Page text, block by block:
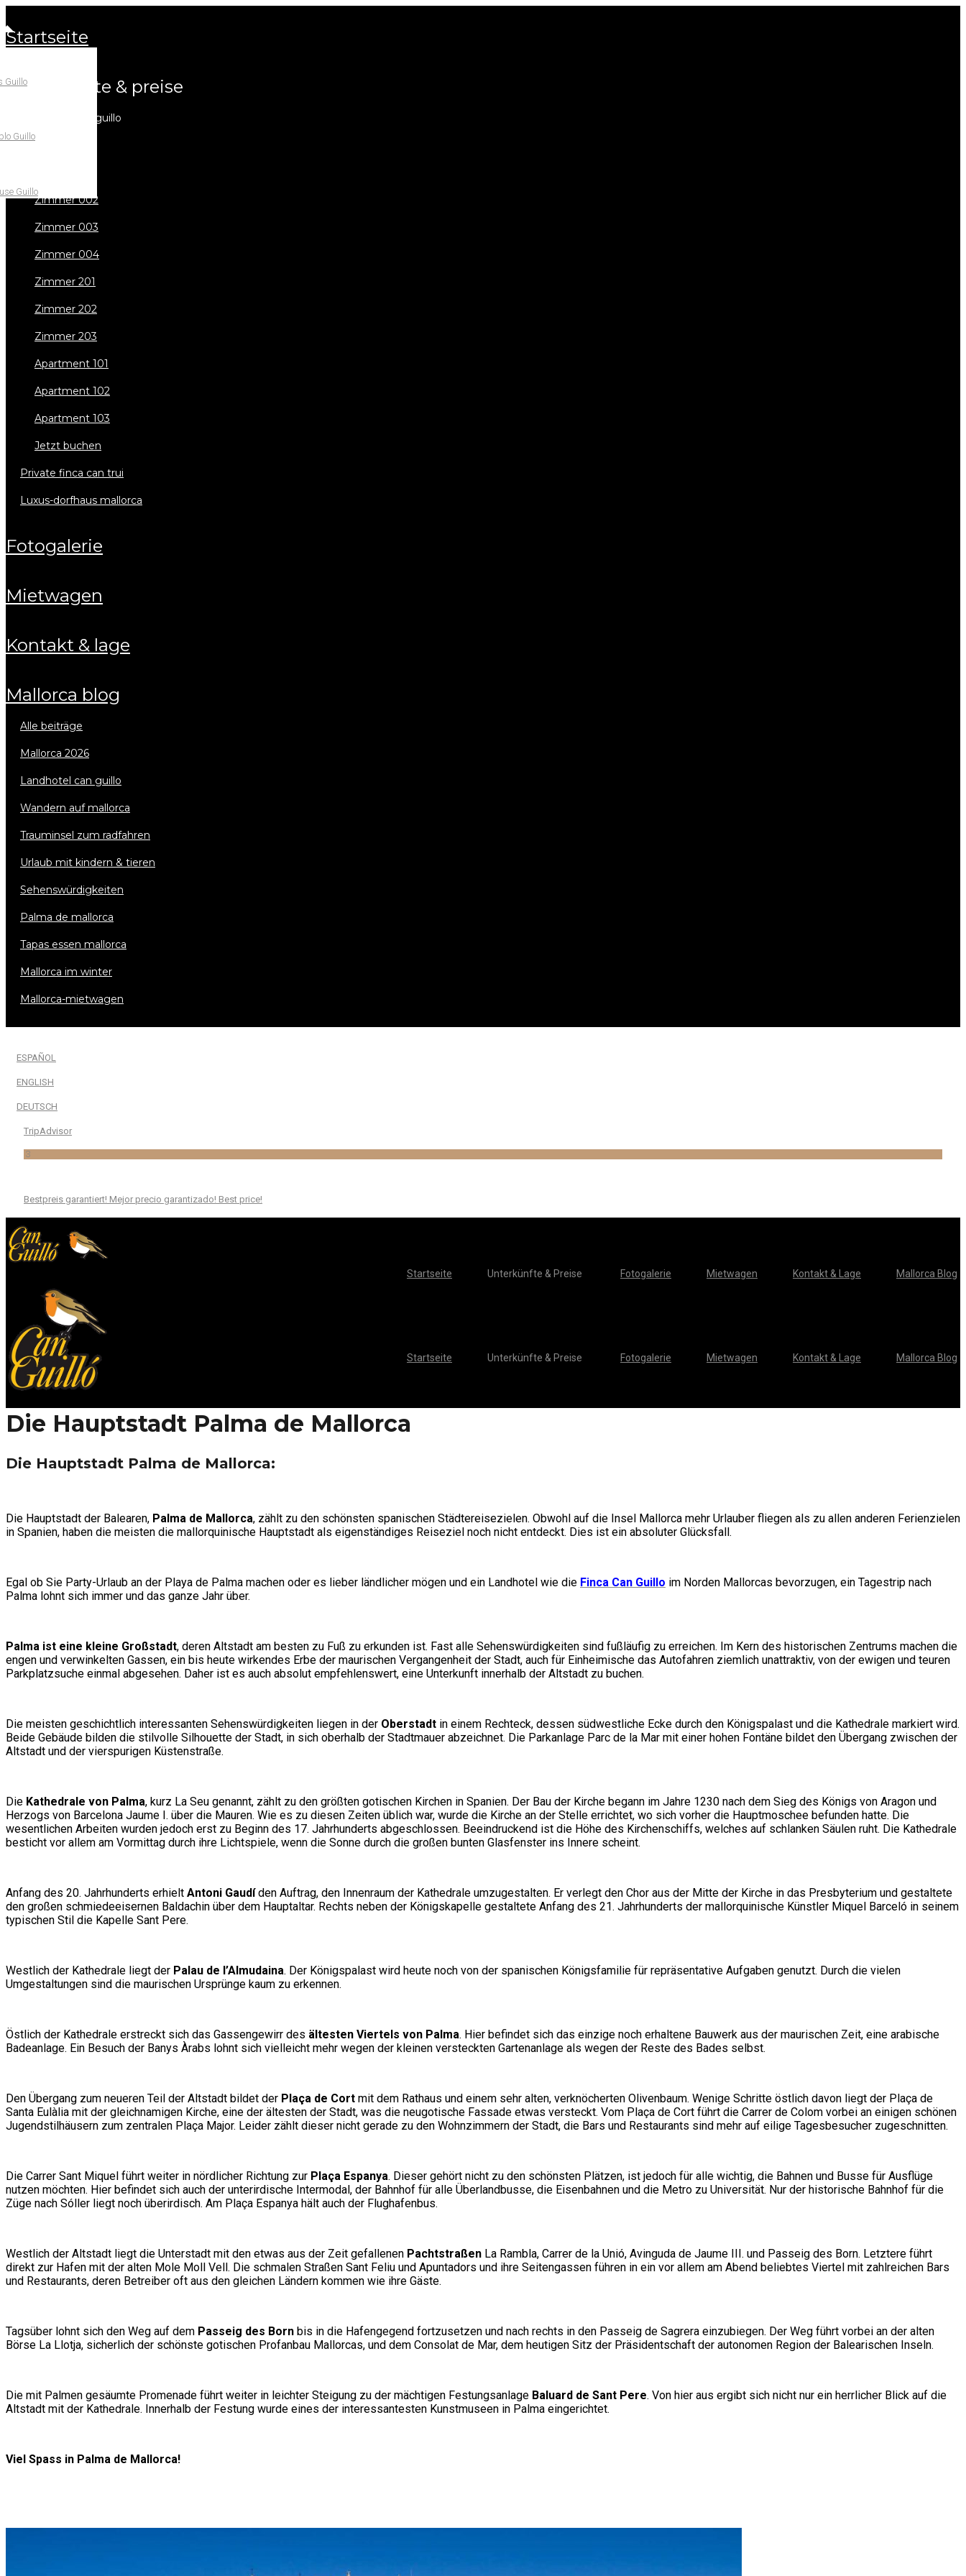
startseite
unterkünfte & preise
landhotel can guillo
zimmer 002
zimmer 003
zimmer 004
zimmer 201
zimmer 202
zimmer 203
apartment 101
apartment 102
apartment 103
jetzt buchen
private finca can trui
luxus-dorfhaus mallorca
fotogalerie
mietwagen
kontakt & lage
mallorca blog
alle beiträge
mallorca 2026
landhotel can guillo
wandern auf mallorca
trauminsel zum radfahren
urlaub mit kindern & tieren
sehenswürdigkeiten
palma de mallorca
tapas essen mallorca
mallorca im winter
mallorca-mietwagen
ESPAÑOL
ENGLISH
DEUTSCH
TripAdvisor
3
Guillo
Guillo
Guillo
Bestpreis garantiert! Mejor precio garantizado! Best price!
Startseite Unterkünfte & Preise Fotogalerie Mietwagen Kontakt & Lage Mallorca Blog
Startseite Unterkünfte & Preise Fotogalerie Mietwagen Kontakt & Lage Mallorca Blog
Die Hauptstadt Palma de Mallorca
Die Hauptstadt Palma de Mallorca:
Die Hauptstadt der Balearen, Palma de Mallorca, zählt zu den schönsten spanischen Städtereisezielen. Obwohl auf die Insel Mallorca mehr Urlauber fliegen als zu allen anderen Ferienzielen
in Spanien, haben die meisten die mallorquinische Hauptstadt als eigenständiges Reiseziel noch nicht entdeckt. Dies ist ein absoluter Glücksfall.
Egal ob Sie Party-Urlaub an der Playa de Palma machen oder es lieber ländlicher mögen und ein Landhotel wie die Finca Can Guillo im Norden Mallorcas bevorzugen, ein Tagestrip nach
Palma lohnt sich immer und das ganze Jahr über.
Palma ist eine kleine Großstadt, deren Altstadt am besten zu Fuß zu erkunden ist. Fast alle Sehenswürdigkeiten sind fußläufig zu erreichen. Im Kern des historischen Zentrums machen die
engen und verwinkelten Gassen, ein bis heute wirkendes Erbe der maurischen Vergangenheit der Stadt, auch für Einheimische das Autofahren ziemlich unattraktiv, von der ewigen und teuren
Parkplatzsuche einmal abgesehen. Daher ist es auch absolut empfehlenswert, eine Unterkunft innerhalb der Altstadt zu buchen.
Die meisten geschichtlich interessanten Sehenswürdigkeiten liegen in der Oberstadt in einem Rechteck, dessen südwestliche Ecke durch den Königspalast und die Kathedrale markiert wird.
Beide Gebäude bilden die stilvolle Silhouette der Stadt, in sich oberhalb der Stadtmauer abzeichnet. Die Parkanlage Parc de la Mar mit einer hohen Fontäne bildet den Übergang zwischen der
Altstadt und der vierspurigen Küstenstraße.
Die Kathedrale von Palma, kurz La Seu genannt, zählt zu den größten gotischen Kirchen in Spanien. Der Bau der Kirche begann im Jahre 1230 nach dem Sieg des Königs von Aragon und
Herzogs von Barcelona Jaume I. über die Mauren. Wie es zu diesen Zeiten üblich war, wurde die Kirche an der Stelle errichtet, wo sich vorher die Hauptmoschee befunden hatte. Die
wesentlichen Arbeiten wurden jedoch erst zu Beginn des 17. Jahrhunderts abgeschlossen. Beeindruckend ist die Höhe des Kirchenschiffs, welches auf schlanken Säulen ruht. Die Kathedrale
besticht vor allem am Vormittag durch ihre Lichtspiele, wenn die Sonne durch die großen bunten Glasfenster ins Innere scheint.
Anfang des 20. Jahrhunderts erhielt Antoni Gaudíden Auftrag, den Innenraum der Kathedrale umzugestalten. Er verlegt den Chor aus der Mitte der Kirche in das Presbyterium und gestaltete
den großen schmiedeeisernen Baldachin über dem Hauptaltar. Rechts neben der Königskapelle gestaltete Anfang des 21. Jahrhunderts der mallorquinische Künstler Miquel Barceló in seinem
typischen Stil die Kapelle Sant Pere.
Westlich der Kathedrale liegt der Palau de l’Almudaina. Der Königspalast wird heute noch von der spanischen Königsfamilie für repräsentative Aufgaben genutzt. Durch die vielen
Umgestaltungen sind die maurischen Ursprünge kaum zu erkennen.
Östlich der Kathedrale erstreckt sich das Gassengewirr des ältesten Viertels von Palma. Hier befindet sich das einzige noch erhaltene Bauwerk aus der maurischen Zeit, eine arabische
Badeanlage. Ein Besuch der Banys Àrabs lohnt sich vielleicht mehr wegen der kleinen versteckten Gartenanlage als wegen der Reste des Bades selbst.
Den Übergang zum neueren Teil der Altstadt bildet der Plaça de Cort mit dem Rathaus und einem sehr alten, verknöcherten Olivenbaum. Wenige Schritte östlich davon liegt der Plaça de
Santa Eulàlia mit der gleichnamigen Kirche, eine der ältesten der Stadt, was die neugotische Fassade etwas versteckt. Vom Plaça de Cort führt die Carrer de Colom vorbei an einigen schönen
Jugendstilhäusern zum zentralen Plaça Major. Leider zählt dieser nicht gerade zu den Wohnzimmern der Stadt, die Bars und Restaurants sind mehr auf eilige Tagesbesucher zugeschnitten.
Die Carrer Sant Miquel führt weiter in nördlicher Richtung zur Plaça Espanya. Dieser gehört nicht zu den schönsten Plätzen, ist jedoch für alle wichtig, die Bahnen und Busse für Ausflüge
nutzen möchten. Hier befindet sich auch der unterirdische Intermodal, der Bahnhof für alle Überlandbusse, die Eisenbahnen und die Metro zu Universität. Nur der historische Bahnhof für die
Züge nach Sóller liegt noch überirdisch. Am Plaça Espanya hält auch der Flughafenbus.
Westlich der Altstadt liegt die Unterstadt mit den etwas aus der Zeit gefallenen Pachtstraßen La Rambla, Carrer de la Unió, Avinguda de Jaume III. und Passeig des Born. Letztere führt
direkt zur Hafen mit der alten Mole Moll Vell. Die schmalen Straßen Sant Feliu und Apuntadors und ihre Seitengassen führen in ein vor allem am Abend beliebtes Viertel mit zahlreichen Bars
und Restaurants, deren Betreiber oft aus den gleichen Ländern kommen wie ihre Gäste.
Tagsüber lohnt sich den Weg auf dem Passeig des Born bis in die Hafengegend fortzusetzen und nach rechts in den Passeig de Sagrera einzubiegen. Der Weg führt vorbei an der alten
Börse La Llotja, sicherlich der schönste gotischen Profanbau Mallorcas, und dem Consolat de Mar, dem heutigen Sitz der Präsidentschaft der autonomen Region der Balearischen Inseln.
Die mit Palmen gesäumte Promenade führt weiter in leichter Steigung zu der mächtigen Festungsanlage Baluard de Sant Pere. Von hier aus ergibt sich nicht nur ein herrlicher Blick auf die
Altstadt mit der Kathedrale. Innerhalb der Festung wurde eines der interessantesten Kunstmuseen in Palma eingerichtet.
Viel Spass in Palma de Mallorca!